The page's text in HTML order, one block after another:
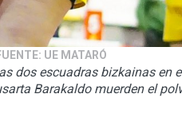
UE MATARÓ
dos escuadras bizkainas en
Barakaldo muerden el